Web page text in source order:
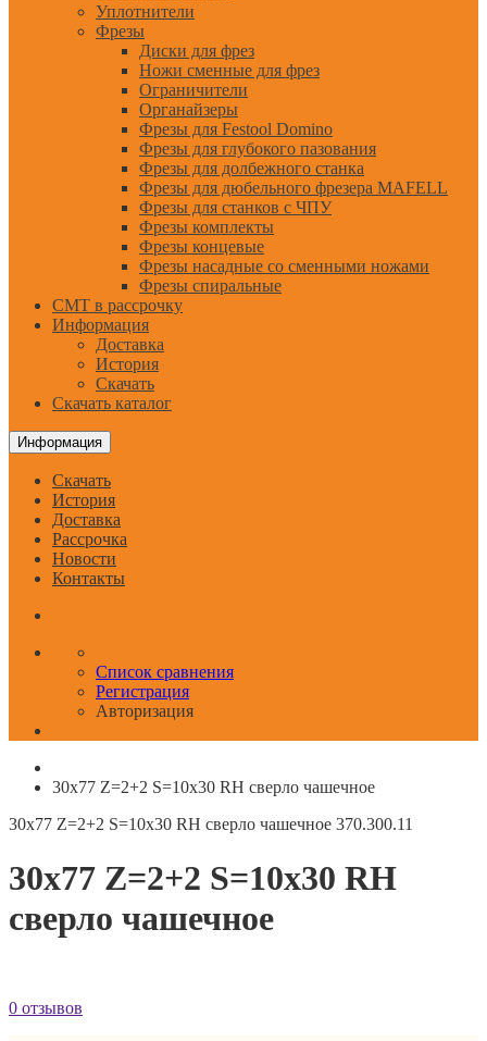
Уплотнители
Фрезы
Диски для фрез
Ножи сменные для фрез
Ограничители
Органайзеры
Фрезы для Festool Domino
Фрезы для глубокого пазования
Фрезы для долбежного станка
Фрезы для дюбельного фрезера MAFELL
Фрезы для станков с ЧПУ
Фрезы комплекты
Фрезы концевые
Фрезы насадные со сменными ножами
Фрезы спиральные
CMT в рассрочку
Информация
Доставка
История
Скачать
Скачать каталог
Информация
Скачать
История
Доставка
Рассрочка
Новости
Контакты
Список сравнения
Регистрация
Авторизация
30x77 Z=2+2 S=10x30 RH сверло чашечное
30x77 Z=2+2 S=10x30 RH сверло чашечное 370.300.11
30x77 Z=2+2 S=10x30 RH
сверло чашечное
0 отзывов